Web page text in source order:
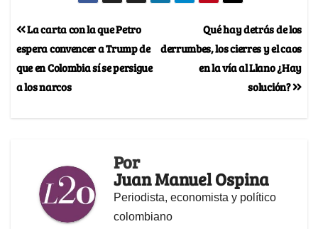
Qué hay detrás de los
derrumbes, los cierres y el caos
en la vía al Llano ¿Hay
solución?
La carta con la que Petro
espera convencer a Trump de
que en Colombia sí se persigue
a los narcos
Por
Juan Manuel Ospina
Periodista, economista y político
colombiano